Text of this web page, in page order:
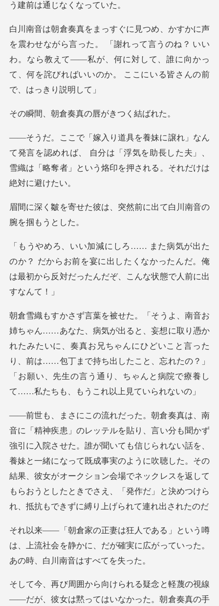
「謝れって言うのね？ いい
わ。なら教えて――私が、何に対して、誰に向
倉奏真の唇が
言を認めれば、 自分は「浮気を助長した夫」、
雪織は「
は、突然前に出て白川南
？ だからお前を宴に出したくなかったんだ。俺
は最初か
か
れたみたいに、奏真お兄ちゃんにひどいこと言った
り、前は……包丁まで持ち出したこと、忘れたの？
。誰が聞いても信じられない話を、
養妹と一緒になって既成事実のように吹聴した。その
結果、彼女がオークション会場でネ
いう噂
は、上流社会を静かに、だが確実に広が
。朝倉奏真の手